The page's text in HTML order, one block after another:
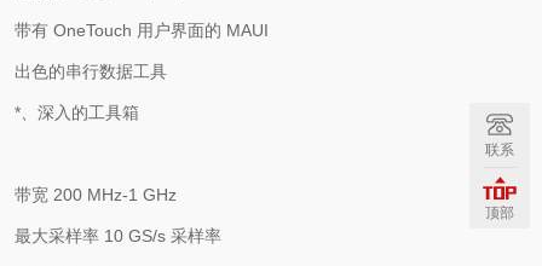
带有 OneTouch 用户界面的 MAUI
出色的串行数据工具
*、深入的工具箱
带宽 200 MHz-1 GHz
最大采样率 10 GS/s 采样率
联系
顶部